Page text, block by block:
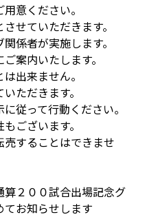
意ください。
せていただきます。
係者が実施します。
案内いたします。
出来ません。
ただきます。
従って行動ください。
ございます。
売することはできませ
算２００試合出場記念グ
てお知らせします